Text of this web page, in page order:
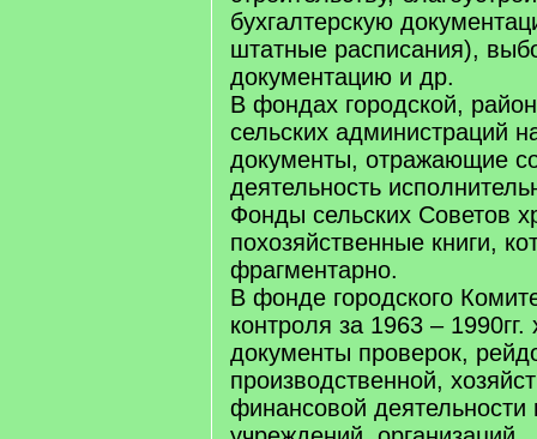
бухгалтерскую
штатные расписания),
документацию и др.
В фондах городской,
сельских администраций
документы, отражающие
деятельность
Фонды сельских Советов
похозяйственные книги,
фрагментарно.
В фонде городского
контроля за 1963 – 1990гг.
документы проверок,
производственной,
финансовой деятельности